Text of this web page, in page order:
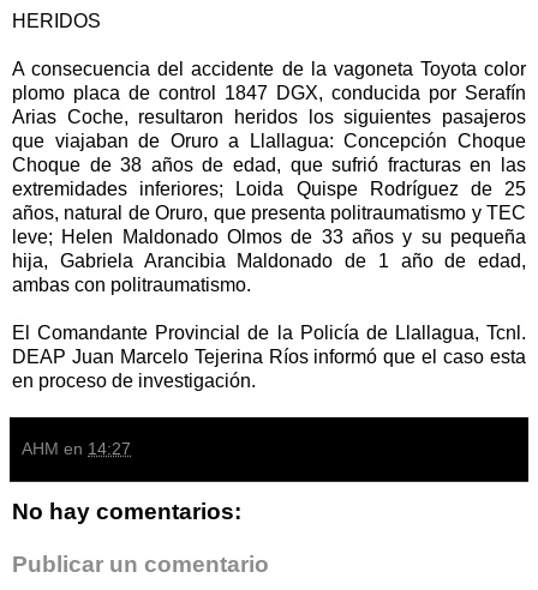
HERIDOS
A consecuencia del accidente de la vagoneta Toyota color
plomo placa de control 1847 DGX, conducida por Serafín
Arias Coche, resultaron heridos los siguientes pasajeros
que viajaban de Oruro a Llallagua: Concepción Choque
Choque de 38 años de edad, que sufrió fracturas en las
extremidades inferiores; Loida Quispe Rodríguez de 25
años, natural de Oruro, que presenta politraumatismo y TEC
leve; Helen Maldonado Olmos de 33 años y su pequeña
hija, Gabriela Arancibia Maldonado de 1 año de edad,
ambas con politraumatismo.
El Comandante Provincial de la Policía de Llallagua, Tcnl.
DEAP Juan Marcelo Tejerina Ríos informó que el caso esta
en proceso de investigación.
AHM en 14:27
No hay comentarios:
Publicar un comentario